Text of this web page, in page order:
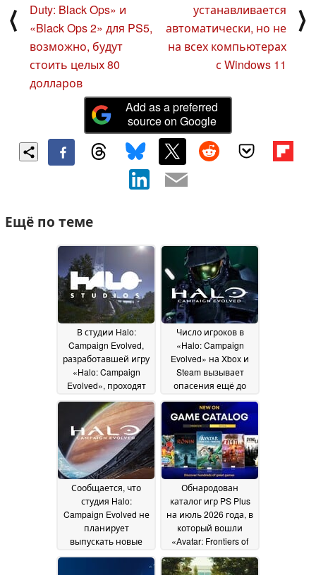
⟨
Duty: Black Ops» и
«Black Ops 2» для PS5,
возможно, будут
стоить целых 80
долларов
устанавливается
автоматически, но не
на всех компьютерах
с Windows 11
⟩
Add as a preferred
source on Google
Ещё по теме
В студии Halo:
Campaign Evolved,
разработавшей игру
«Halo: Campaign
Evolved», проходят
сокращения
сотрудников, при
этом продажи игры
оцениваются
неоднозначно06
August 2026
Число игроков в
«Halo: Campaign
Evolved» на Xbox и
Steam вызывает
опасения ещё до
даты выпуска28 July
2026
Сообщается, что
студия Halo:
Campaign Evolved не
планирует
выпускать новые
игры после даты
Обнародован
каталог игр PS Plus
на июль 2026 года, в
который вошли
«Avatar: Frontiers of
Pandora», «Dying
Light» и другие игры